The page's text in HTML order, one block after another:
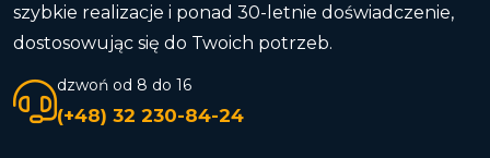
szybkie realizacje i ponad 30-letnie doświadczenie,
dostosowując się do Twoich potrzeb.
dzwoń od 8 do 16
(+48) 32 230-84-24